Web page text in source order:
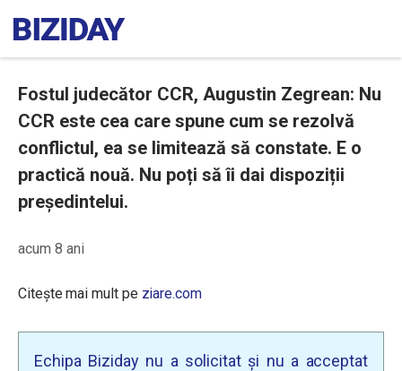
Fostul judecător CCR, Augustin Zegrean: Nu
CCR este cea care spune cum se rezolvă
conflictul, ea se limitează să constate. E o
practică nouă. Nu poți să îi dai dispoziții
președintelui.
acum 8 ani
Citește mai mult pe ziare.com
Echipa Biziday nu a solicitat și nu a acceptat